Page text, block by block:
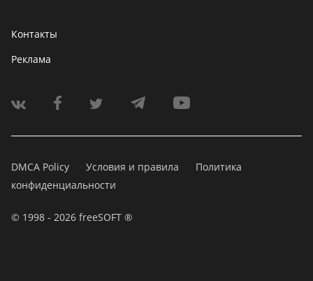
Контакты
Реклама
DMCA Policy Условия и правила
Политика
конфиденциальности
© 1998 - 2026 freeSOFT ®